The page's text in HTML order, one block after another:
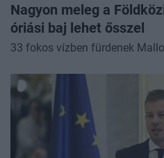
Nagyon meleg a
óriási baj lehet ősszel
33 fokos vízben fürdenek